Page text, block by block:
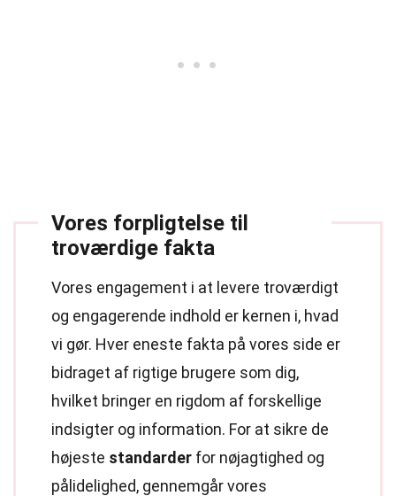
Vores forpligtelse til
troværdige fakta
Vores engagement i at levere troværdigt
og engagerende indhold er kernen i, hvad
vi gør. Hver eneste fakta på vores side er
bidraget af rigtige brugere som dig,
hvilket bringer en rigdom af forskellige
indsigter og information. For at sikre de
højeste standarder for nøjagtighed og
pålidelighed, gennemgår vores